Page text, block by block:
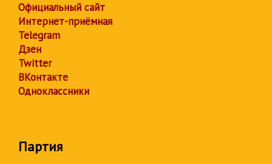
Официальный сайт
Интернет-приёмная
Telegram
Дзен
Twitter
ВКонтакте
Одноклассники
Партия